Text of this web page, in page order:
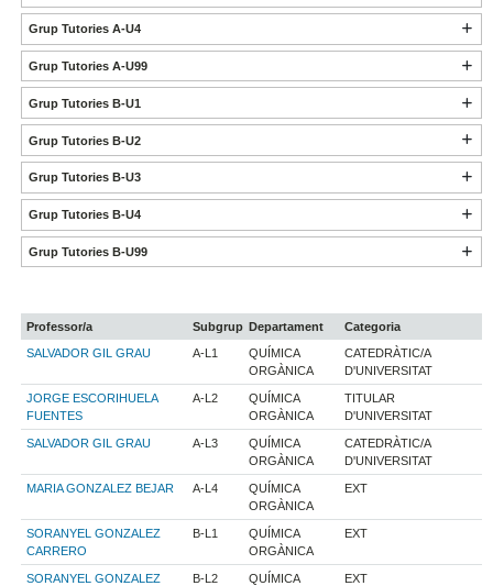
Grup Tutories A-U4
Grup Tutories A-U99
Grup Tutories B-U1
Grup Tutories B-U2
Grup Tutories B-U3
Grup Tutories B-U4
Grup Tutories B-U99
Professor/a Subgrup Departament
Categoria
SALVADOR GIL GRAU
A-L1
QUÍMICA
ORGÀNICA
CATEDRÀTIC/A
D'UNIVERSITAT
JORGE ESCORIHUELA
FUENTES
A-L2
QUÍMICA
ORGÀNICA
TITULAR
D'UNIVERSITAT
SALVADOR GIL GRAU A-L3
QUÍMICA
ORGÀNICA
CATEDRÀTIC/A
D'UNIVERSITAT
MARIA GONZALEZ BEJAR A-L4
QUÍMICA
ORGÀNICA
EXT
SORANYEL GONZALEZ
CARRERO
B-L1
QUÍMICA
ORGÀNICA
EXT
SORANYEL GONZALEZ
B-L2
QUÍMICA
EXT